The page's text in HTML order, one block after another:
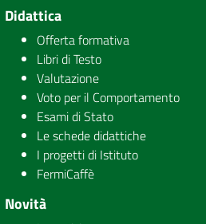
Didattica
Offerta formativa
Libri di Testo
Valutazione
Voto per il Comportamento
Esami di Stato
Le schede didattiche
I progetti di Istituto
FermiCaffè
Novità